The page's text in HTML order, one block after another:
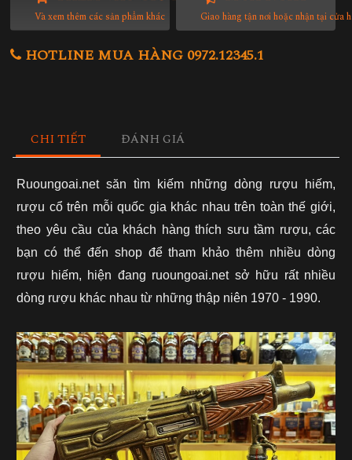
Và xem thêm các sản phẩm khác Giao hàng tận nơi hoặc nhận tại cửa
HOTLINE MUA HÀNG 0972.12345.1
CHI TIẾT ĐÁNH GIÁ
Ruoungoai.net săn tìm kiếm những dòng rượu hiếm,
rượu cổ trên mỗi quốc gia khác nhau trên toàn thế giới,
theo yêu cầu của khách hàng thích sưu tầm rượu, các
bạn có thể đến shop để tham khảo thêm nhiều dòng
rượu hiếm, hiện đang ruoungoai.net sở hữu rất nhiều
dòng rượu khác nhau từ những thập niên 1970 - 1990.